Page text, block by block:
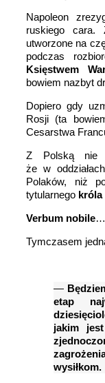
Napoleon
ruskiego cara.
utworzone na
podczas
Księstwem
bowiem nazbyt
Dopiero gdy
Rosji (ta
Cesarstwa
Z Polską nie
że w
Polaków, niż
tytularnego króla
Verbum nobile…
Tymczasem
—
etap
jakim
wysiłkom.